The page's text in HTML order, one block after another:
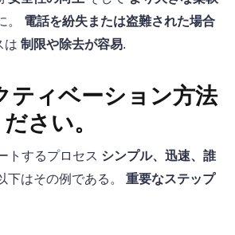
。 電話を紛失または盗難された場合
は 制限や除去が容易.
ティベーション方法
さい。
トするプロセス シンプル、迅速、誰
下はその例である。 重要なステップ